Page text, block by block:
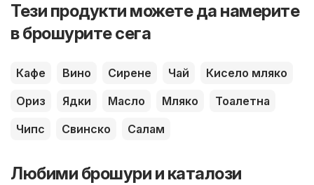
Тези продукти можете да намерите
в брошурите сега
Кафе Вино Сирене Чай
Кисело мляко
Ориз
Ядки Масло Мляко
Тоалетна
Чипс
Свинско Салам
Любими брошури и каталози